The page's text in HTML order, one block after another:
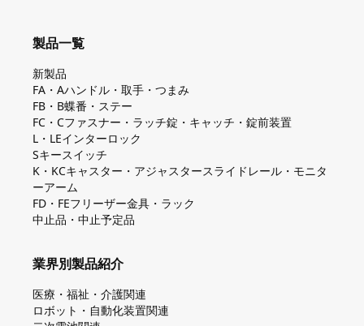
製品一覧
新製品
FA・Aハンドル・取手・つまみ
FB・B蝶番・ステー
FC・Cファスナー・ラッチ錠・キャッチ・錠前装置
L・LEインターロック
Sキースイッチ
K・KCキャスター・アジャスタースライドレール・モニタ
ーアーム
FD・FEフリーザー金具・ラック
中止品・中止予定品
業界別製品紹介
医療・福祉・介護関連
ロボット・自動化装置関連